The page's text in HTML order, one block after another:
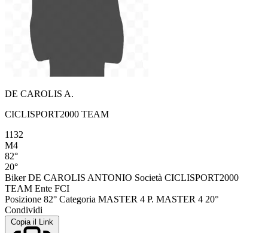
DE CAROLIS A.
CICLISPORT2000 TEAM
1132
M4
82°
20°
Biker DE CAROLIS ANTONIO Società CICLISPORT2000
TEAM Ente FCI
Posizione 82° Categoria MASTER 4 P. MASTER 4 20°
Condividi
Copia il Link